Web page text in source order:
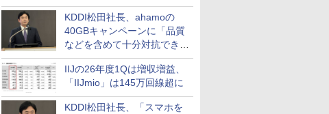
題
KDDI松田社長、ahamoの
40GBキャンペーンに「品質
などを含めて十分対抗でき
る」
IIJの26年度1Qは増収増益、
「IIJmio」は145万回線超に
KDDI松田社長、「スマホを